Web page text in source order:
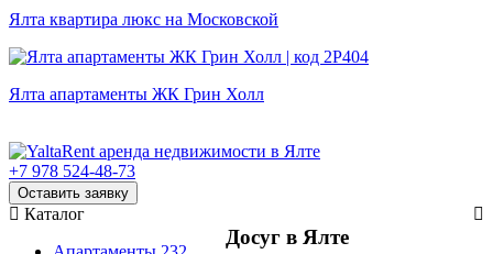
Ялта квартира люкс на Московской
Ялта апартаменты ЖК Грин Холл
+7 978 524-48-73
Оставить заявку
Каталог
Досуг в Ялте